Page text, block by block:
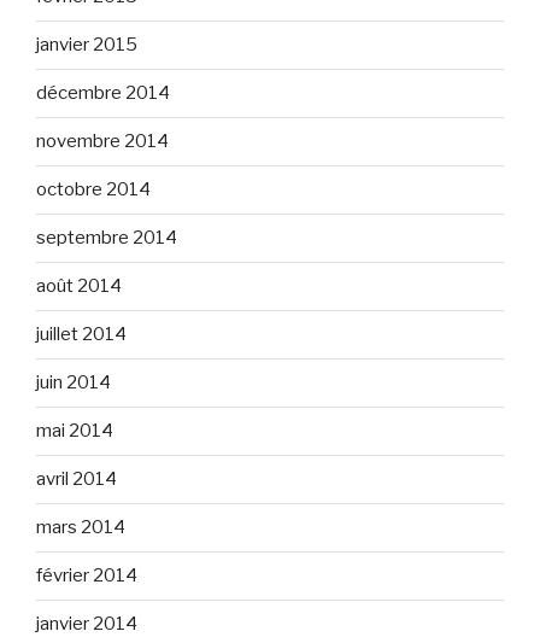
janvier 2015
décembre 2014
novembre 2014
octobre 2014
septembre 2014
août 2014
juillet 2014
juin 2014
mai 2014
avril 2014
mars 2014
février 2014
janvier 2014